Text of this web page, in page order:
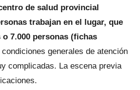
de salud provincial
trabajan en el lugar, que
o 7.000 personas (fichas
generales de atención
complicadas. La escena previa